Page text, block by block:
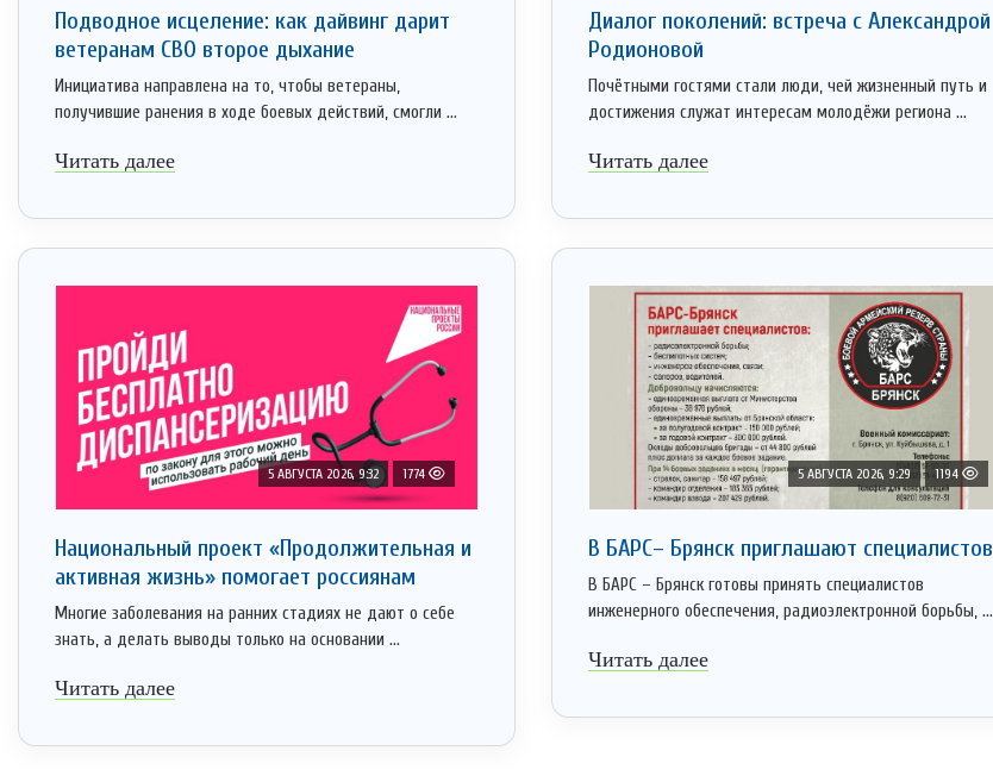
Подводное исцеление: как дайвинг дарит
ветеранам СВО второе дыхание
Инициатива направлена на то, чтобы ветераны,
получившие ранения в ходе боевых действий, смогли ...
Читать далее
Диалог поколений: встреча с Александрой
Родионовой
Почётными гостями стали люди, чей жизненный путь и
достижения служат интересам молодёжи региона ...
Читать далее
5 АВГУСТА 2026, 9:32 1774
Национальный проект «Продолжительная и
активная жизнь» помогает россиянам
Многие заболевания на ранних стадиях не дают о себе
знать, а делать выводы только на основании ...
Читать далее
5 АВГУСТА 2026, 9:29 1194
В БАРС– Брянcк приглaшают cпециaлистoв
В БАРС – Брянск готовы принять специалистов
инженерного обеспечения, радиоэлектронной борьбы, ...
Читать далее